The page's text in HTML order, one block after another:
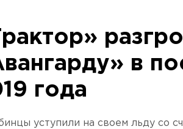
в
года
уступили на своем льду со